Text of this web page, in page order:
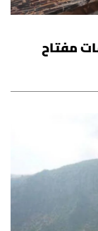
مفتاح